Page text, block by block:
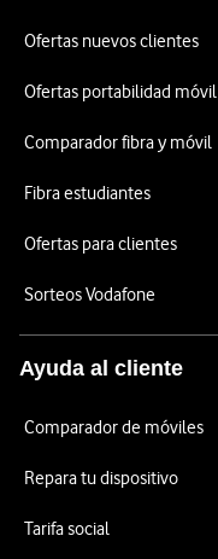
Ofertas nuevos clientes
Ofertas portabilidad móvil
Comparador fibra y móvil
Fibra estudiantes
Ofertas para clientes
Sorteos Vodafone
Ayuda al cliente
Comparador de móviles
Repara tu dispositivo
Tarifa social